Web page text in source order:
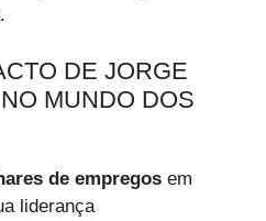
DE JORGE
MUNDO DOS
de empregos em
liderança